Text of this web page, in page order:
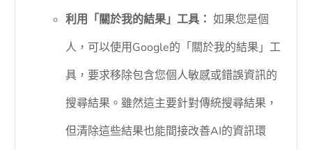
利用「關於我的結果」工具： 如果您是個
人，可以使用Google的「關於我的結果」工
具，要求移除包含您個人敏感或錯誤資訊的
搜尋結果。雖然這主要針對傳統搜尋結果，
但清除這些結果也能間接改善AI的資訊環